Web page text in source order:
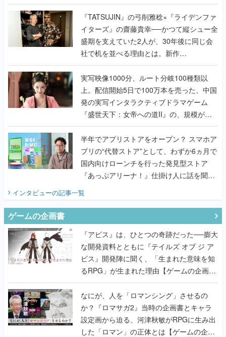
で作り込まれた理由を両ディレクターに聞
く
『TATSUJIN』の弓削雅稔×『ライデンファ
イターズ』の齋藤貴幸──かつて縦シュー全
盛期を支えていた2人が、30年後に同じ会
社で机を並べる理由とは。新作
『TATSUJIN EXTREME』で初タッグを組
んだレジェンド2人に訊く開発秘話
実写映像1000分、ルート分岐100種類以
上。配信開始5日で100万本を売った、中国
発の実写インタラクティブドラマゲーム
『盛世天下：女帝への道II』の、規模が違
うこだわりをプロデューサーに聞いた
半年でアプリストアをオープン？ スマホア
プリの“代替ストア”として、わずか6ヵ月で
国内向けローンチを行った発見型ストア
『あっぷアリーナ！』仕掛け人に話を聞い
インタビューの記事一覧
ゲームの企画書
『アビス』は、ひとつの奇跡だった──膨大
な開発資料とともに『テイルズ オブ ジ ア
ビス』開発陣に聞く、「生まれた意味を知
るRPG」が生まれた理由【ゲームの企画
書】
なにが、人を「ロマンシング」させるの
か？『ロマサガ2』当時の企画書とキャラ
設定画から迫る、河津秋敏がRPGに生み出
した「ロマン」の正体とは【ゲームの企画